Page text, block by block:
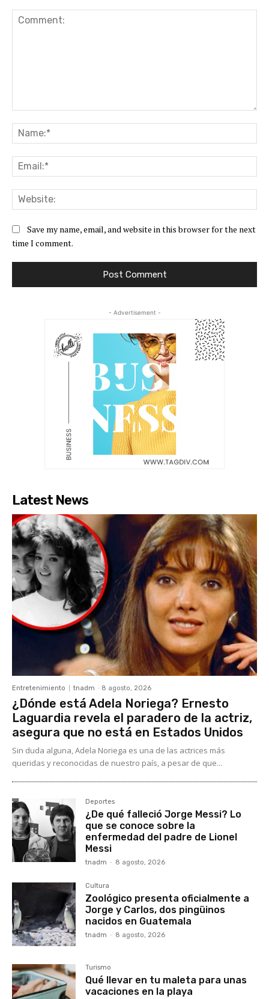
Save my name, email, and website in this browser for the next
time I comment.
- Advertisement -
Latest News
Entretenimiento tnadm - 8 agosto, 2026
¿Dónde está Adela Noriega? Ernesto
Laguardia revela el paradero de la actriz,
asegura que no está en Estados Unidos
Sin duda alguna, Adela Noriega es una de las actrices más
queridas y reconocidas de nuestro país, a pesar de que...
Deportes
¿De qué falleció Jorge Messi? Lo
que se conoce sobre la
enfermedad del padre de Lionel
Messi
tnadm - 8 agosto, 2026
Cultura
Zoológico presenta oficialmente a
Jorge y Carlos, dos pingüinos
nacidos en Guatemala
tnadm - 8 agosto, 2026
Turismo
Qué llevar en tu maleta para unas
vacaciones en la playa